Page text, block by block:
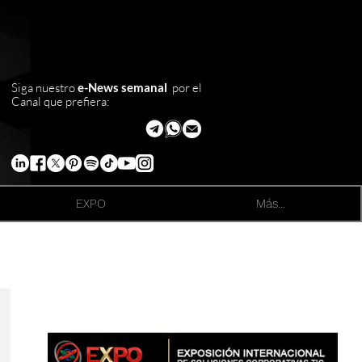
Siga nuestroe-News semanal por el
Canal que prefiera:
EXPO Más...